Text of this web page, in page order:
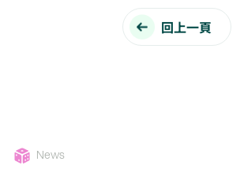
回上一頁
News